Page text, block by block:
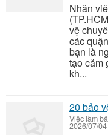
Nhân
vệ
các
bạn là
tạo cảm
kh...
20 bảo
Việc làm
2026/07/04